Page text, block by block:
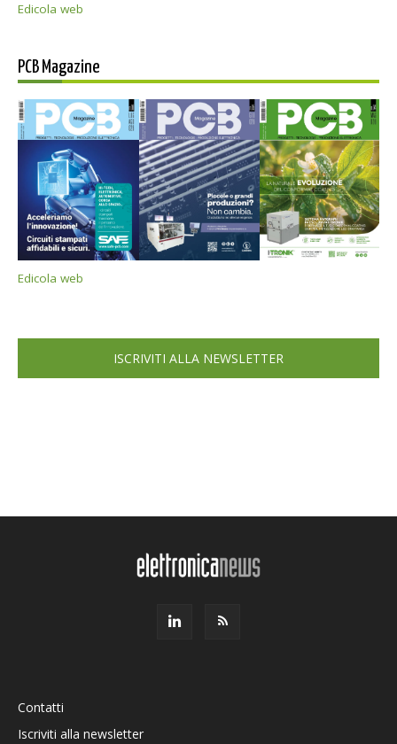
Edicola web
PCB Magazine
Edicola web
ISCRIVITI ALLA NEWSLETTER
Contatti
Iscriviti alla newsletter